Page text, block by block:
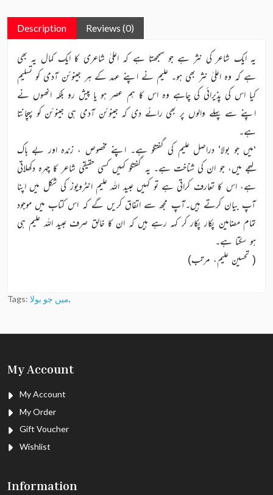
Description Reviews (0)
یہ ایک شاعر کی نثر ہے جو سمجھتا ہے کہ اعلیٰ شاعری کا ایک کمال یہ بھی
ہے کہ وہ اعلیٰ نثر بھی ہو۔ علیم نے اپنے عہد کے ہر جینوئن آدمی کو تسلیم
کیا اس کی پذیرائی کی چاہے وہ اس کا ہم عصر ہو یا پیش رو بلکہ انھوں نے
اپنے سے پہلے والوں پر بھی رائے دی کہ جینوئن آدمی ہی جینوئن کو پہچانتا
ہے۔
‘میں جو بولا’ دراصل علیم کی گفتگو ہے۔ اپنے مخصوص ، زندہ اور بے باک
لہجے میں، جو ان کی شناخت ہے۔ یہ گفتگو کہیں کسی حقیقی شاعر کا چہرہ دکھلاتی
ہے، اس کا تعارف کراتی ہے تو کہیں عبید اللہ علیم انٹرویوز کی شکل میں اپنا
آپ بیان کرتے ہیں۔آپ مجھ سے اتفاق کریں گے کہ اس کتاب میں موجود
تمام مضامین پکار پکار کر کہہ رہے ہیں کہ ان کا خالق صرف عبید اللہ علیم ہی
ہو سکتا ہے۔
( تحسین علیم، مرتب)
Tags: میں جو بولا,
My Account
My Account
My Order
Gift Voucher
Wishlist
Information